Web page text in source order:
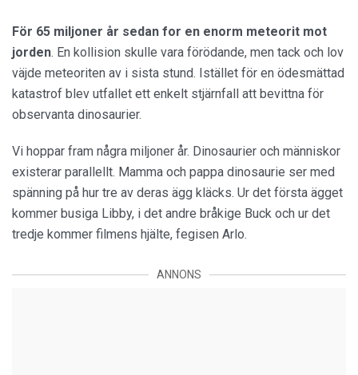
För 65 miljoner år sedan for en enorm meteorit mot
jorden. En kollision skulle vara förödande, men tack och lov
väjde meteoriten av i sista stund. Istället för en ödesmättad
katastrof blev utfallet ett enkelt stjärnfall att bevittna för
observanta dinosaurier.
Vi hoppar fram några miljoner år. Dinosaurier och människor
existerar parallellt. Mamma och pappa dinosaurie ser med
spänning på hur tre av deras ägg kläcks. Ur det första ägget
kommer busiga Libby, i det andre bråkige Buck och ur det
tredje kommer filmens hjälte, fegisen Arlo.
ANNONS